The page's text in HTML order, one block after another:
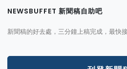
NEWSBUFFET 新聞稿自助吧
新聞稿的好去處，三分鐘上稿完成，最快